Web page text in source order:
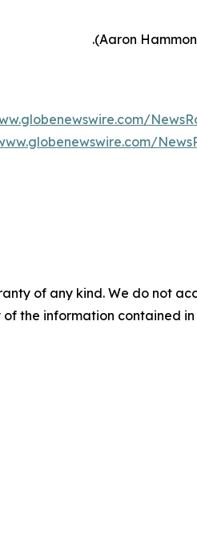
Aaron
).
of any kind. We do not
the information contained